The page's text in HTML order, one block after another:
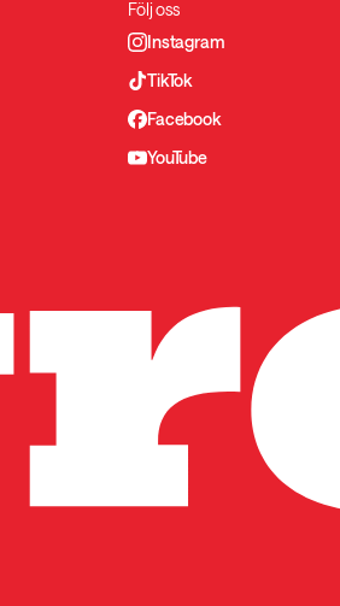
Följ oss
Instagram
TikTok
Facebook
YouTube